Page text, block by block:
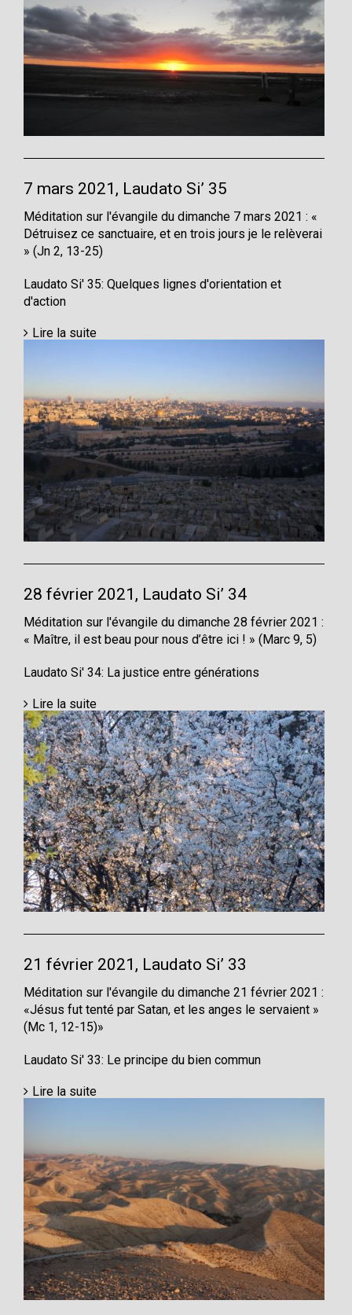
7 mars 2021, Laudato Si’ 35
Méditation sur l'évangile du dimanche 7 mars 2021 : «
Détruisez ce sanctuaire, et en trois jours je le relèverai
» (Jn 2, 13-25)
Laudato Si' 35: Quelques lignes d'orientation et
d'action
Lire la suite
28 février 2021, Laudato Si’ 34
Méditation sur l'évangile du dimanche 28 février 2021 :
« Maître, il est beau pour nous d’être ici ! » (Marc 9, 5)
Laudato Si' 34: La justice entre générations
Lire la suite
21 février 2021, Laudato Si’ 33
Méditation sur l'évangile du dimanche 21 février 2021 :
«Jésus fut tenté par Satan, et les anges le servaient »
(Mc 1, 12-15)»
Laudato Si' 33: Le principe du bien commun
Lire la suite